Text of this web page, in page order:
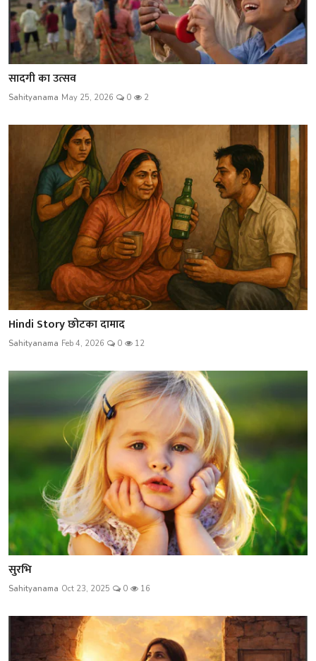
सादगी का उत्सव
Sahityanama May 25, 2026 0 2
Hindi Story छोटका दामाद
Sahityanama Feb 4, 2026 0 12
सुरभि
Sahityanama Oct 23, 2025 0 16